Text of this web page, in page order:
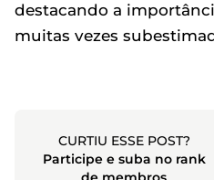
destacando a
muitas vezes
CURTIU ESSE POST?
Participe e suba no rank